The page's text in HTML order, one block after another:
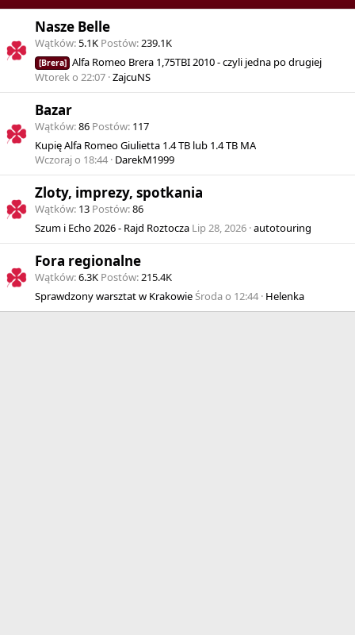
Nasze Belle
Wątków 5.1K Postów 239.1K
[Brera] Alfa Romeo Brera 1,75TBI 2010 - czyli jedna po drugiej
Wtorek o 22:07 ZajcuNS
Bazar
Wątków 86 Postów 117
Kupię Alfa Romeo Giulietta 1.4 TB lub 1.4 TB MA
Wczoraj o 18:44 DarekM1999
Zloty, imprezy, spotkania
Wątków 13 Postów 86
Szum i Echo 2026 - Rajd Roztocza Lip 28, 2026 autotouring
Fora regionalne
Wątków 6.3K Postów 215.4K
Sprawdzony warsztat w KrakowieŚroda o 12:44 Helenka